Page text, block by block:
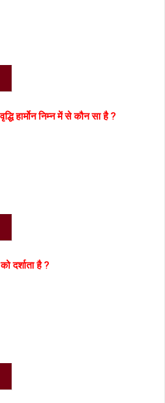
हार्मोन निम्न में से कौन सा है ?
दर्शाता है ?